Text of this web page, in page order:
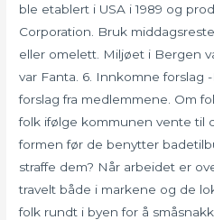
ble etablert i USA i 1989 og
Corporation. Bruk
eller omelett. Miljøet i Bergen
var Fanta. 6. Innkomne forslag
forslag fra medlemmene. Om
folk ifølge kommunen vente til
formen før de benytter
straffe dem? Når arbeidet er
travelt både i markene og de
folk rundt i byen for å